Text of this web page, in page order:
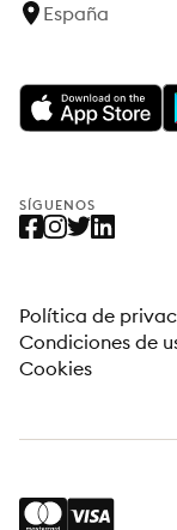
España
SÍGUENOS
Política de
Condiciones de
Cookies